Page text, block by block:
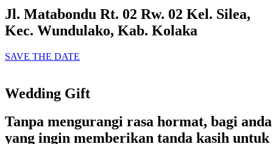
Jl. Matabondu Rt. 02 Rw. 02 Kel. Silea,
Kec. Wundulako, Kab. Kolaka
SAVE THE DATE
Wedding Gift
Tanpa mengurangi rasa hormat, bagi anda
yang ingin memberikan tanda kasih untuk